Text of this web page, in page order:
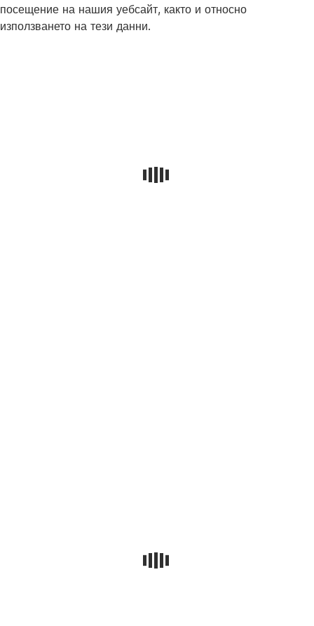
посещение на нашия уебсайт, както и относно
използването на тези данни.